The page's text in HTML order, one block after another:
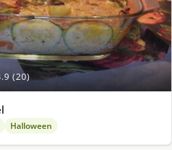
(20)
Halloween